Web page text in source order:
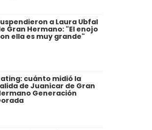
a Laura Ubfal
Gran Hermano: "El enojo
ella es muy grande"
cuánto midió la
de Juanicar de Gran
Generación